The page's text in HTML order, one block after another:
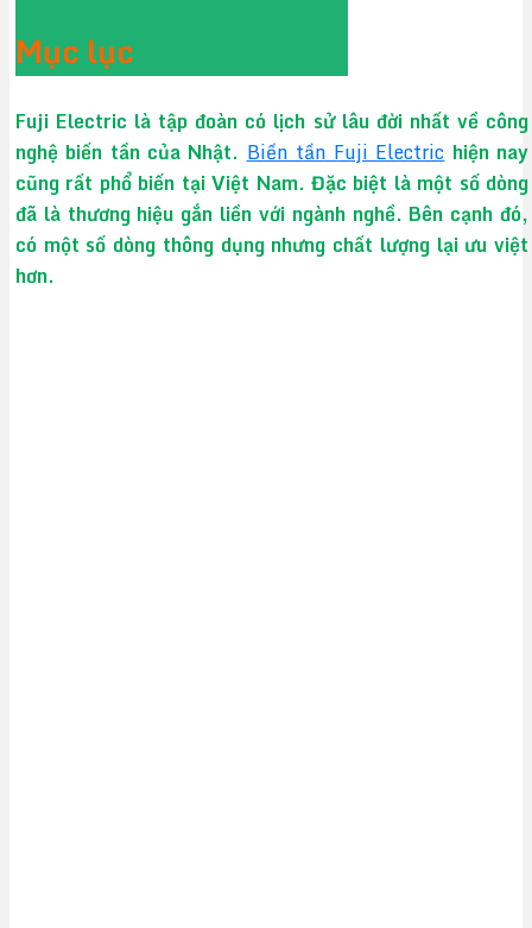
Mục lục
Fuji Electric là tập đoàn có lịch sử lâu đời nhất về công
nghệ biến tần của Nhật.Biến tần Fuji Electrichiện nay
cũng rất phổ biến tại Việt Nam. Đặc biệt là một số dòng
đã là thương hiệu gắn liền với ngành nghề. Bên cạnh đó,
có một số dòng thông dụng nhưng chất lượng lại ưu việt
hơn.